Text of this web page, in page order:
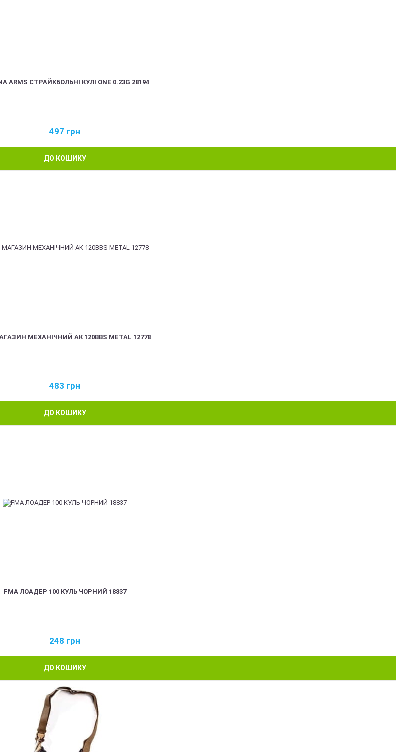
ARMS СТРАЙКБОЛЬНІ КУЛІ ONE 0.23G 28194
497 грн
ДО КОШИКУ
МЕХАНІЧНИЙ АК 120BBS METAL 12778
483 грн
ДО КОШИКУ
FMA ЛОАДЕР 100 КУЛЬ ЧОРНИЙ 18837
248 грн
ДО КОШИКУ